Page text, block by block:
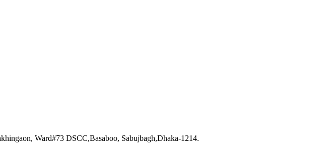
Ward#73 DSCC,Basaboo, Sabujbagh,Dhaka-1214.